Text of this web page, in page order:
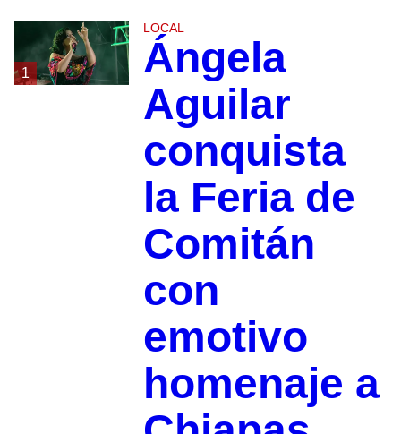
1
LOCAL
Ángela
Aguilar
conquista
la Feria de
Comitán
con
emotivo
homenaje a